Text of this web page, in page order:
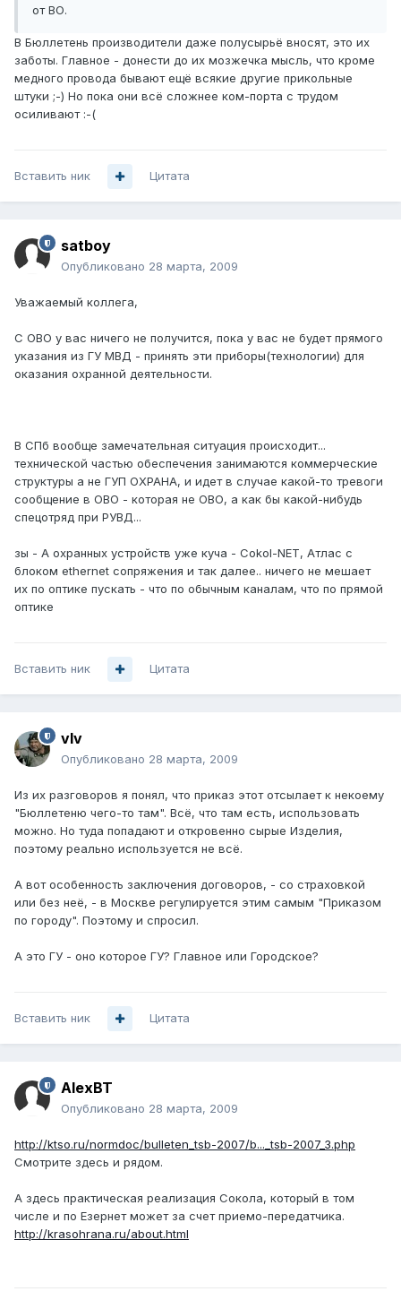
от ВО.
В Бюллетень производители даже полусырьё вносят, это их
заботы. Главное - донести до их мозжечка мысль, что кроме
медного провода бывают ещё всякие другие прикольные
штуки ;-) Но пока они всё сложнее ком-порта с трудом
осиливают :-(
Вставить ник Цитата
satboy
Опубликовано 28 марта, 2009
Уважаемый коллега,
С ОВО у вас ничего не получится, пока у вас не будет прямого
указания из ГУ МВД - принять эти приборы(технологии) для
оказания охранной деятельности.
В СПб вообще замечательная ситуация происходит...
технической частью обеспечения занимаются коммерческие
структуры а не ГУП ОХРАНА, и идет в случае какой-то тревоги
сообщение в ОВО - которая не ОВО, а как бы какой-нибудь
спецотряд при РУВД...
зы - А охранных устройств уже куча - Cokol-NET, Атлас с
блоком ethernet сопряжения и так далее.. ничего не мешает
их по оптике пускать - что по обычным каналам, что по прямой
оптике
Вставить ник Цитата
vIv
Опубликовано 28 марта, 2009
Из их разговоров я понял, что приказ этот отсылает к некоему
"Бюллетеню чего-то там". Всё, что там есть, использовать
можно. Но туда попадают и откровенно сырые Изделия,
поэтому реально используется не всё.
А вот особенность заключения договоров, - со страховкой
или без неё, - в Москве регулируется этим самым "Приказом
по городу". Поэтому и спросил.
А это ГУ - оно которое ГУ? Главное или Городское?
Вставить ник Цитата
AlexBT
Опубликовано 28 марта, 2009
http://ktso.ru/normdoc/bulleten_tsb-2007/b..._tsb-2007_3.php
Смотрите здесь и рядом.
А здесь практическая реализация Сокола, который в том
числе и по Езернет может за счет приемо-передатчика.
http://krasohrana.ru/about.html